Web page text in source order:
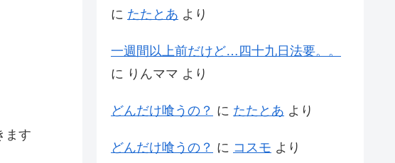
ます
に たたとあ より
一週間以上前だけど…四十九日法要。。
に りんママ より
どんだけ喰うの？ に たたとあ より
どんだけ喰うの？ に コスモ より